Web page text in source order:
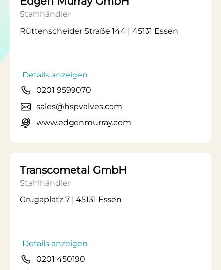
Stahlhändler
Rüttenscheider Straße 144 | 45131 Essen
Details anzeigen
0201 9599070
sales@hspvalves.com
www.edgenmurray.com
Transcometal GmbH
Stahlhändler
Grugaplatz 7 | 45131 Essen
Details anzeigen
0201 450190